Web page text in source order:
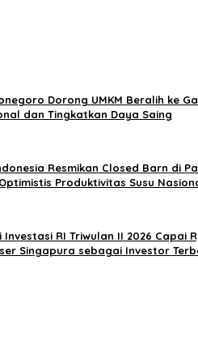
Dorong UMKM Beralih ke
dan Tingkatkan Daya Saing
Resmikan Closed Barn di
Produktivitas Susu
Investasi RI Triwulan II 2026 Capai
Singapura sebagai Investor